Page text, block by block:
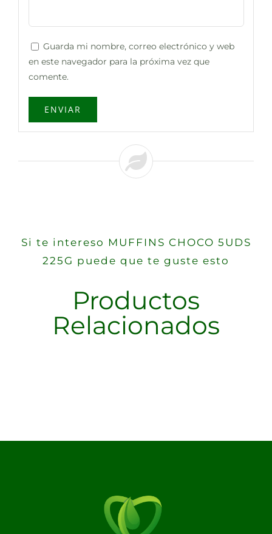
Guarda mi nombre, correo electrónico y web
en este navegador para la próxima vez que
comente.
Si te intereso MUFFINS CHOCO 5UDS
225G puede que te guste esto
Productos
Relacionados